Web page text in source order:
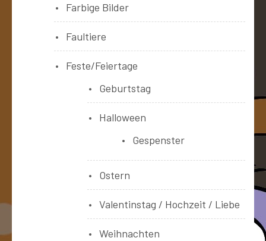
Farbige Bilder
Faultiere
Feste/Feiertage
Geburtstag
Halloween
Gespenster
Ostern
Valentinstag / Hochzeit / Liebe
Weihnachten